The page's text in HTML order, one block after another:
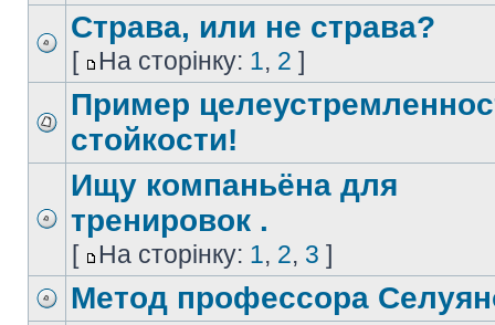
Страва, или не страва?
[ На сторінку: 1, 2 ]
Пример
стойкости!
Ищу компаньёна для
тренировок .
[ На сторінку: 1, 2, 3 ]
Метод профессора